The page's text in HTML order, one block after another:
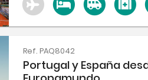
Ref. PAQ8042
Portugal y España